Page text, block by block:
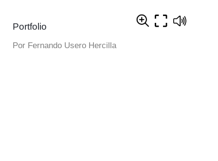
Portfolio
Por Fernando Usero Hercilla